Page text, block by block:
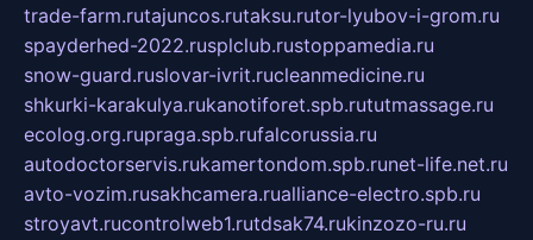
trade-farm.rutajuncos.rutaksu.rutor-lyubov-i-grom.ru
spayderhed-2022.rusplclub.rustoppamedia.ru
snow-guard.ruslovar-ivrit.rucleanmedicine.ru
shkurki-karakulya.rukanotiforet.spb.rututmassage.ru
ecolog.org.rupraga.spb.rufalcorussia.ru
autodoctorservis.rukamertondom.spb.runet-life.net.ru
avto-vozim.rusakhcamera.rualliance-electro.spb.ru
stroyavt.rucontrolweb1.rutdsak74.rukinzozo-ru.ru